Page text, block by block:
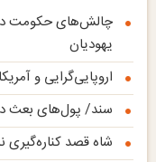
چالش‌های حکومت در
یهودیان
اروپایی‌گرایی و
سند/ پول‌های بعث
شاه قصد کناره‌گیری